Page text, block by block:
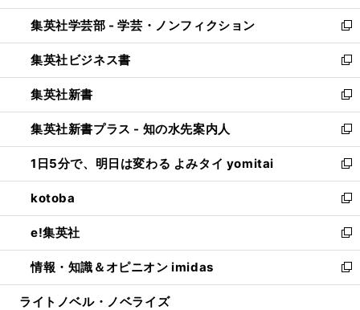
開
く
ウ
で
開
く
ン
ド
ウ
で
開
く
ウ
ィ
ン
ド
ウ
で
開
く
集英社学芸部 - 学芸・ノンフィクション
新
し
い
ウ
ィ
ン
ド
ウ
で
開
く
集英社ビジネス書
新
し
い
ウ
ィ
ン
ド
ウ
で
開
く
集英社新書
新
し
い
ウ
ィ
ン
ド
ウ
で
開
く
集英社新書プラス - 知の水先案内人
新
し
い
ウ
ィ
ン
ド
ウ
で
開
1日5分で、明日は変わる よみタイ yomitai
新
し
い
ウ
ィ
ン
ド
ウ
kotoba
新
し
い
ウ
ィ
ン
e!集英社
新
し
い
ウ
情報・知識＆オピニオン imidas
新
し
ライトノベル・ノベライズ